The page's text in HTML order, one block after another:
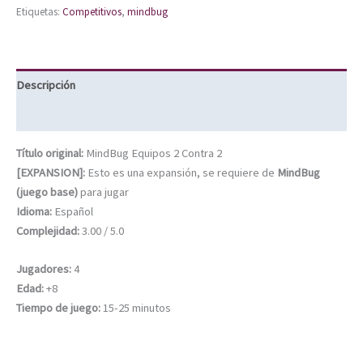
Etiquetas: Competitivos, mindbug
Descripción
Título original: MindBug Equipos 2 Contra 2
[EXPANSION]: Esto es una expansión, se requiere de MindBug
(juego base)para jugar
Idioma: Español
Complejidad:3.00 / 5.0
Jugadores: 4
Edad:+8
Tiempo de juego:15-25 minutos